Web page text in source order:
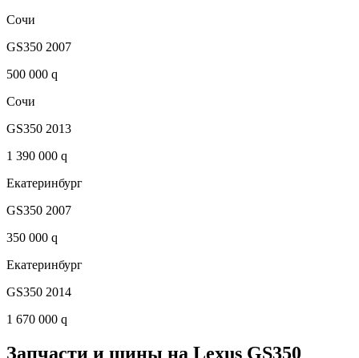
Сочи
GS350 2007
500 000 q
Сочи
GS350 2013
1 390 000 q
Екатеринбург
GS350 2007
350 000 q
Екатеринбург
GS350 2014
1 670 000 q
Запчасти и шины на Lexus GS350